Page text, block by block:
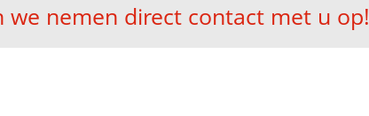
we nemen direct contact met u op!